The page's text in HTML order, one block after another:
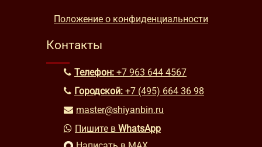
Положение о конфиденциальности
Контакты
Телефон: +7 963 644 4567
Городской: +7 (495) 664 36 98
master@shiyanbin.ru
Пишите в WhatsApp